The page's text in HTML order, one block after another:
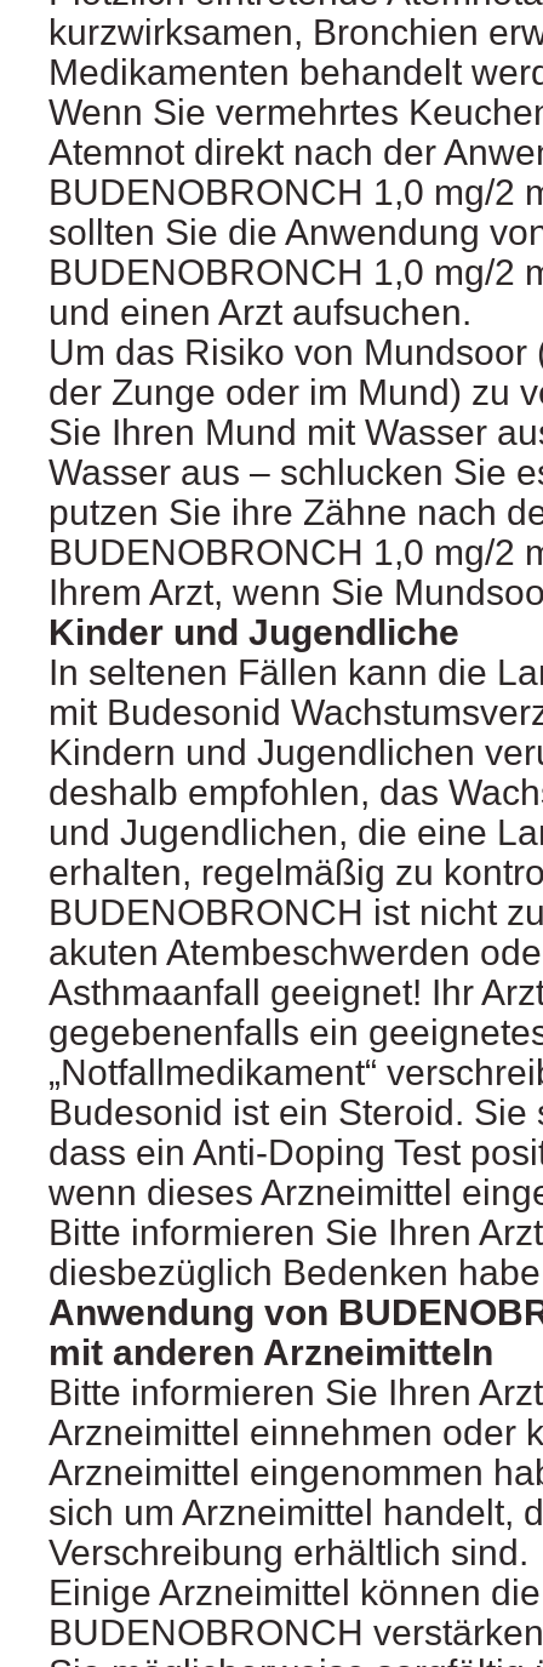
kurzwirksamen, Bronchien
Medikamenten behandelt
Wenn Sie vermehrtes
Atemnot direkt nach der
BUDENOBRONCH 1,0 mg/2
sollten Sie die Anwendung
BUDENOBRONCH 1,0 mg/2
und einen Arzt aufsuchen.
Um das Risiko von
der Zunge oder im Mund) zu
Sie Ihren Mund mit Wasser
Wasser aus – schlucken Sie
putzen Sie ihre Zähne nach
BUDENOBRONCH 1,0 mg/2
Ihrem Arzt, wenn Sie
Kinder und Jugendliche
In seltenen Fällen kann die
mit Budesonid
Kindern und Jugendlichen
deshalb empfohlen, das
und Jugendlichen, die eine
erhalten, regelmäßig zu
BUDENOBRONCH ist nicht
akuten Atembeschwerden
Asthmaanfall geeignet! Ihr
gegebenenfalls ein
„Notfallmedikament“
Budesonid ist ein Steroid. Sie
dass ein Anti-Doping Test
wenn dieses Arzneimittel
Bitte informieren Sie Ihren
diesbezüglich Bedenken
Anwendung von
mit anderen Arzneimitteln
Bitte informieren Sie Ihren
Arzneimittel einnehmen oder
Arzneimittel eingenommen
sich um Arzneimittel handelt,
Verschreibung erhältlich sind.
Einige Arzneimittel können
BUDENOBRONCH